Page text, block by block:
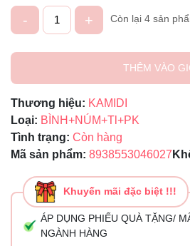
- + Còn lại 4 sản
THÊM VÀO
Thương hiệu: KAMIDI
Loại: BÌNH+NÚM+Tl+PK
Tình trạng: Còn hàng
Mã sản phẩm: 8938553046027
Khuyến mãi đặc biệt !!!
ÁP DỤNG PHIẾU QUÀ TẶNG/
NGÀNH HÀNG